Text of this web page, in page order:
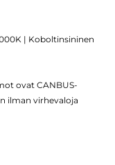
| Koboltinsininen
ovat CANBUS-
ilman virhevaloja